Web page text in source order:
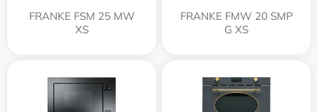
FRANKE FSM 25 MW
XS
FRANKE FMW 20 SMP
G XS